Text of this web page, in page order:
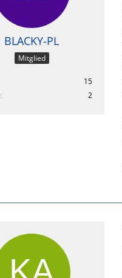
BLACKY-PL
Mitglied
15
2